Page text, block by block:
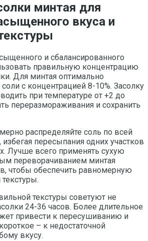
минтая для
вкуса и
и сбалансированного
правильную концентрацию
Для минтая оптимально
с концентрацией 8-10%. Засолку
при температуре от +2 до
переразмораживания и сохранить
распределяйте соль по всей
пересыпания одних участков
Лучше всего применять сухую
переворачиванием минтая
чтобы обеспечить равномерную
текстуры советуют не
24-36 часов. Более длительное
привести к пересушиванию и
– к недостаточной
вкусу.